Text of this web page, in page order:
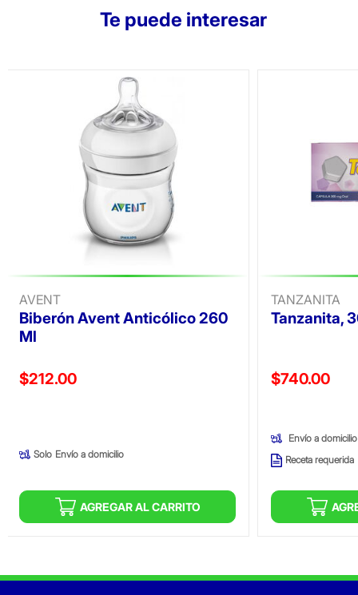
Te puede interesar
AVENT
Biberón Avent Anticólico 260
Ml
Precio reducido de
$212.00
Solo Envío a domicilio
AGREGAR AL CARRITO
TANZANITA
Tanzanita,
Precio
$740.00
Envío a domicilio
Receta requerida